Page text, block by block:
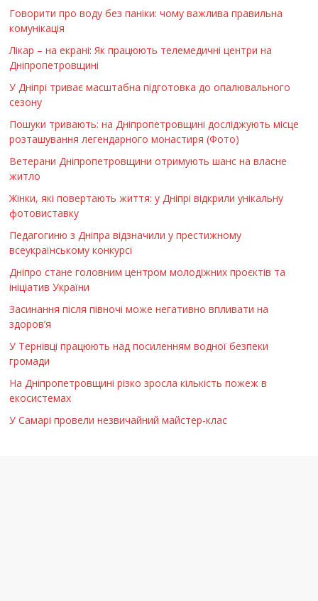
Говорити про воду без паніки: чому важлива правильна
комунікація
Лікар – на екрані: Як працюють телемедичні центри на
Дніпропетровщині
У Дніпрі триває масштабна підготовка до опалювального
сезону
Пошуки тривають: на Дніпропетровщині досліджують місце
розташування легендарного монастиря (Фото)
Ветерани Дніпропетровщини отримують шанс на власне
житло
Жінки, які повертають життя: у Дніпрі відкрили унікальну
фотовиставку
Педагогиню з Дніпра відзначили у престижному
всеукраїнському конкурсі
Дніпро стане головним центром молодіжних проєктів та
ініціатив України
Засинання після півночі може негативно впливати на
здоров’я
У Тернівці працюють над посиленням водної безпеки
громади
На Дніпропетровщині різко зросла кількість пожеж в
екосистемах
У Самарі провели незвичайний майстер-клас